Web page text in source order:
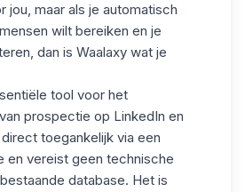
jou, maar als je automatisch
wilt bereiken en je
dan is Waalaxy wat je
tool voor het
prospectie op LinkedIn en
toegankelijk via een
en vereist geen technische
database. Het is